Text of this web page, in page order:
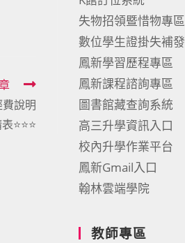
說明
⭐⭐⭐
失物招領暨惜物專區
數位學生證掛失補發
鳳新學習歷程專區
鳳新課程諮詢專區
圖書館藏查詢系統
高三升學資訊入口
校內升學作業平台
鳳新Gmail入口
翰林雲端學院
教師專區